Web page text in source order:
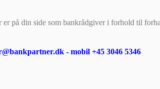
er på din side som bankrådgiver i forhold til
- mobil +45 3046 5346